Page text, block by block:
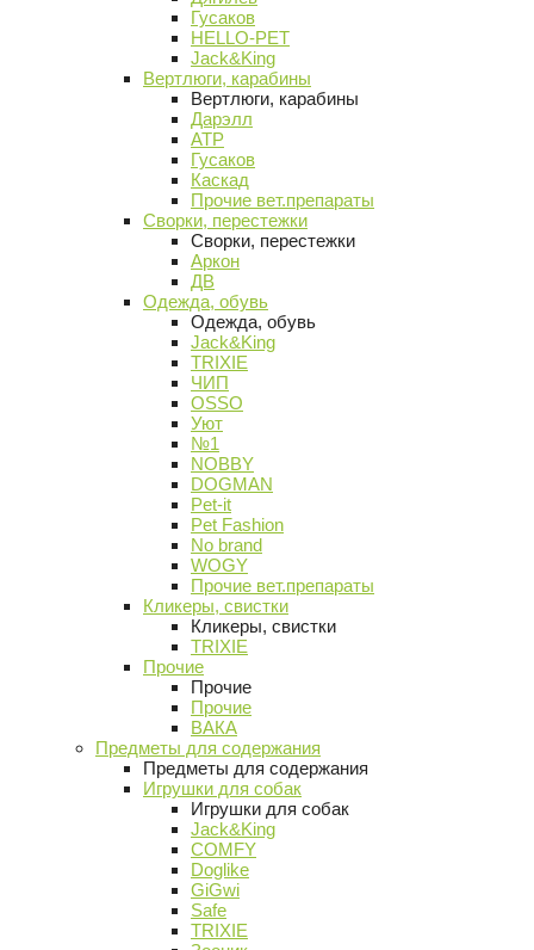
Гусаков
HELLO-PET
Jack&King
Вертлюги, карабины
Вертлюги, карабины
Дарэлл
АТР
Гусаков
Каскад
Прочие вет.препараты
Сворки, перестежки
Сворки, перестежки
Аркон
ДВ
Одежда, обувь
Одежда, обувь
Jack&King
TRIXIE
ЧИП
OSSO
Уют
№1
NOBBY
DOGMAN
Pet-it
Pet Fashion
No brand
WOGY
Прочие вет.препараты
Кликеры, свистки
Кликеры, свистки
TRIXIE
Прочие
Прочие
Прочие
ВАКА
Предметы для содержания
Предметы для содержания
Игрушки для собак
Игрушки для собак
Jack&King
COMFY
Doglike
GiGwi
Safe
TRIXIE